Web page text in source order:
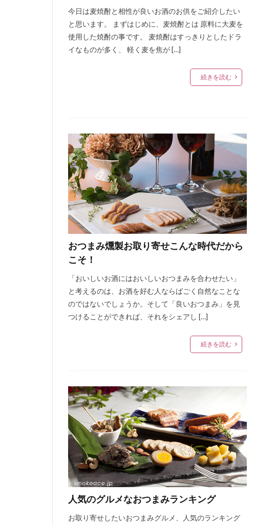
今日は麦焼酎と相性が良いお酒のお供をご紹介したい
と思います。 まずはじめに、麦焼酎とは 原料に大麦を
使用した焼酎の事です。 麦焼酎はすっきりとしたドラ
イなものが多く、 軽く麦を焦が […]
続きを読む
おつまみ燻製お取り寄せこんな時代だから
こそ！
「おいしいお酒にはおいしいおつまみを合わせたい」
と考えるのは、お酒を好む人ならばごく自然なことな
のではないでしょうか。そして「良いおつまみ」を見
つけることができれば、それをシェアし […]
続きを読む
人気のグルメなおつまみランキング
お取り寄せしたいおつまみグルメ、人気のランキング